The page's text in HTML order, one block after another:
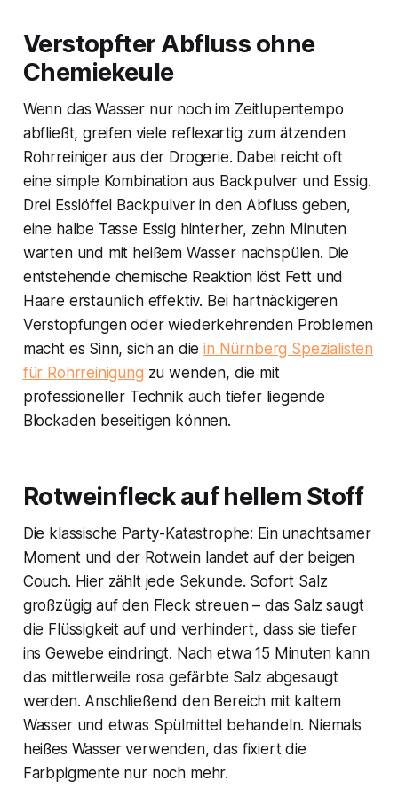
Verstopfter Abfluss ohne
Chemiekeule
Wenn das Wasser nur noch im Zeitlupentempo
abfließt, greifen viele reflexartig zum ätzenden
Rohrreiniger aus der Drogerie. Dabei reicht oft
eine simple Kombination aus Backpulver und Essig.
Drei Esslöffel Backpulver in den Abfluss geben,
eine halbe Tasse Essig hinterher, zehn Minuten
warten und mit heißem Wasser nachspülen. Die
entstehende chemische Reaktion löst Fett und
Haare erstaunlich effektiv. Bei hartnäckigeren
Verstopfungen oder wiederkehrenden Problemen
macht es Sinn, sich an diein Nürnberg Spezialisten
für Rohrreinigung zu wenden, die mit
professioneller Technik auch tiefer liegende
Blockaden beseitigen können.
Rotweinfleck auf hellem Stoff
Die klassische Party-Katastrophe: Ein unachtsamer
Moment und der Rotwein landet auf der beigen
Couch. Hier zählt jede Sekunde. Sofort Salz
großzügig auf den Fleck streuen – das Salz saugt
die Flüssigkeit auf und verhindert, dass sie tiefer
ins Gewebe eindringt. Nach etwa 15 Minuten kann
das mittlerweile rosa gefärbte Salz abgesaugt
werden. Anschließend den Bereich mit kaltem
Wasser und etwas Spülmittel behandeln. Niemals
heißes Wasser verwenden, das fixiert die
Farbpigmente nur noch mehr.